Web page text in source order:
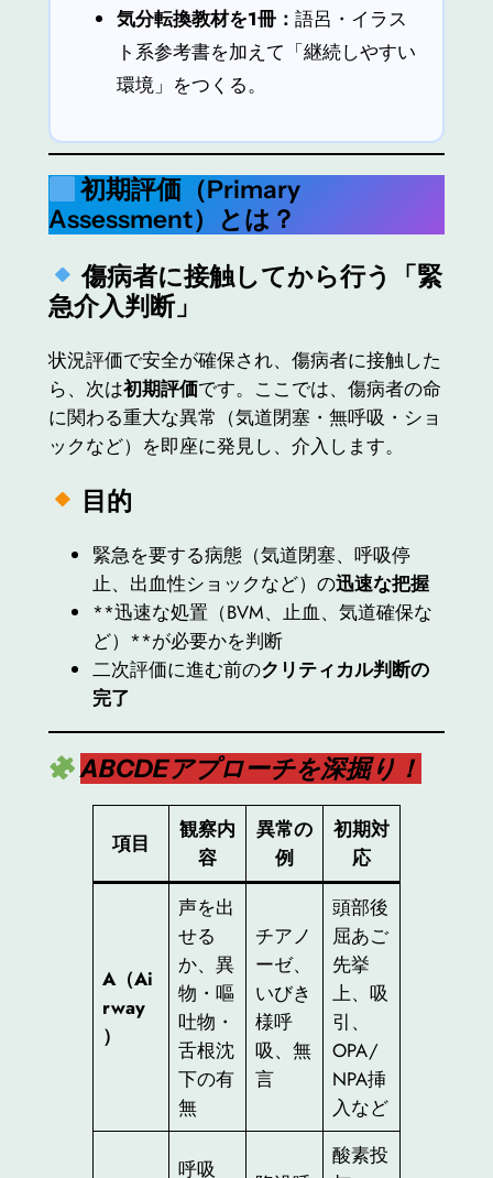
気分転換教材を1冊： 語呂・イラス
ト系参考書を加えて「継続しやすい
環境」をつくる。
初期評価（Primary
Assessment）とは？
傷病者に接触してから行う「緊
急介入判断」
状況評価で安全が確保され、傷病者に接触した
ら、次は初期評価です。ここでは、傷病者の命
に関わる重大な異常（気道閉塞・無呼吸・ショ
ックなど）を即座に発見し、介入します。
目的
緊急を要する病態（気道閉塞、呼吸停
止、出血性ショックなど）の迅速な把握
**迅速な処置（BVM、止血、気道確保な
ど）**が必要かを判断
二次評価に進む前のクリティカル判断の
完了
ABCDEアプローチを深掘り！
項目
観察内
容
異常の
例
初期対
応
A（Ai
rway
）
声を出
せる
か、異
物・嘔
吐物・
舌根沈
下の有
無
チアノ
ーゼ、
いびき
様呼
吸、無
言
頭部後
屈あご
先挙
上、吸
引、
OPA/
NPA挿
入など
呼吸
酸素投